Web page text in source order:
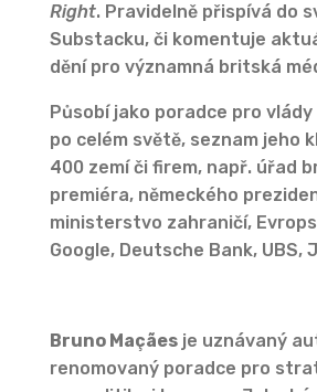
Right. Pravidelně přispívá do
Substacku, či komentuje
dění pro významná britská
Působí jako poradce pro
po celém světě, seznam jeho
400 zemí či firem, např. úřad
premiéra, německého
ministerstvo zahraničí,
Google, Deutsche Bank, UBS,
Bruno Maçãesje uznávaný
renomovaný poradce pro